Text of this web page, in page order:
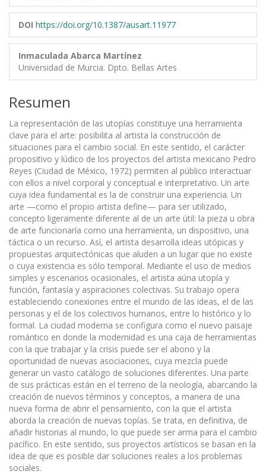
DOI https://doi.org/10.1387/ausart.11977
Inmaculada Abarca Martínez
Universidad de Murcia. Dpto. Bellas Artes
Resumen
La representación de las utopías constituye una herramienta
clave para el arte: posibilita al artista la construcción de
situaciones para el cambio social. En este sentido, el carácter
propositivo y lúdico de los proyectos del artista mexicano Pedro
Reyes (Ciudad de México, 1972) permiten al público interactuar
con ellos a nivel corporal y conceptual e interpretativo. Un arte
cuya idea fundamental es la de construir una experiencia. Un
arte —como el propio artista define— para ser utilizado,
concepto ligeramente diferente al de un arte útil: la pieza u obra
de arte funcionaría como una herramienta, un dispositivo, una
táctica o un recurso. Así, el artista desarrolla ideas utópicas y
propuestas arquitectónicas que aluden a un lugar que no existe
o cuya existencia es sólo temporal. Mediante el uso de medios
simples y escenarios ocasionales, el artista aúna utopía y
función, fantasía y aspiraciones colectivas. Su trabajo opera
estableciendo conexiones entre el mundo de las ideas, el de las
personas y el de los colectivos humanos, entre lo histórico y lo
formal. La ciudad moderna se configura como el nuevo paisaje
romántico en donde la modernidad es una caja de herramientas
con la que trabajar y la crisis puede ser el abono y la
oportunidad de nuevas asociaciones, cuya mezcla puede
generar un vasto catálogo de soluciones diferentes. Una parte
de sus prácticas están en el terreno de la neología, abarcando la
creación de nuevos términos y conceptos, a manera de una
nueva forma de abrir el pensamiento, con la que el artista
aborda la creación de nuevas topías. Se trata, en definitiva, de
añadir historias al mundo, lo que puede ser arma para el cambio
pacífico. En este sentido, sus proyectos artísticos se basan en la
idea de que es posible dar soluciones reales a los problemas
sociales.